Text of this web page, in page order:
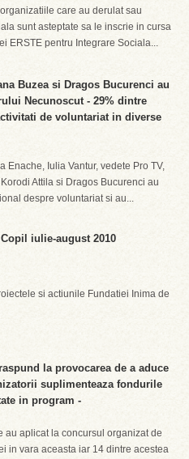
care au derulat sau
sunt asteptate sa le inscrie in cursa
ERSTE pentru Integrare Sociala...
Buzea si Dragos Bucurenci au
Necunoscut - 29% dintre
de voluntariat in diverse
Enache, Iulia Vantur, vedete Pro TV,
Attila si Dragos Bucurenci au
despre voluntariat si au...
iulie-august 2010
si actiunile Fundatiei Inima de
la provocarea de a aduce
suplimenteaza fondurile
in program -
au aplicat la concursul organizat de
in vara aceasta iar 14 dintre acestea